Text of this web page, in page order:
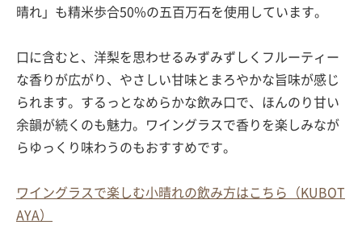
晴れ」も精米歩合50%の五百万石を使用しています。
口に含むと、洋梨を思わせるみずみずしくフルーティー
な香りが広がり、やさしい甘味とまろやかな旨味が感じ
られます。するっとなめらかな飲み口で、ほんのり甘い
余韻が続くのも魅力。ワイングラスで香りを楽しみなが
らゆっくり味わうのもおすすめです。
ワイングラスで楽しむ小晴れの飲み方はこちら（KUBOT
AYA）